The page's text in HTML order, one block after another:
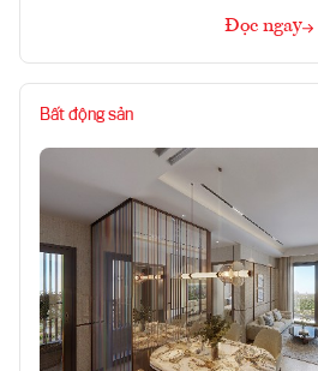
Đọc ngay
Bất động sản